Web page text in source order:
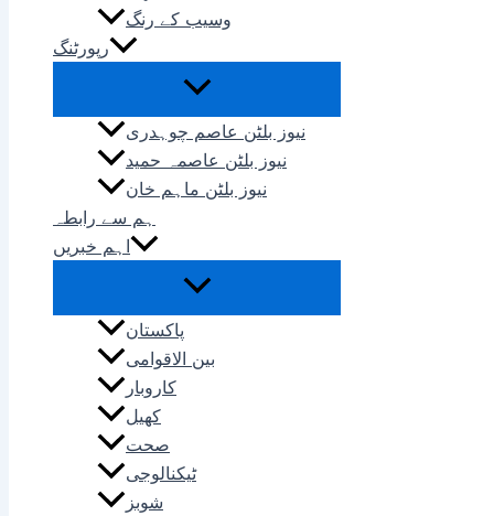
وسیب کے رنگ
رپورٹنگ
نیوز بلٹن عاصم چوہدری
نیوز بلٹن عاصمہ حمید
نیوز بلٹن ماہم خان
ہم سے رابطہ
اہم خبریں
پاکستان
بین الاقوامی
کاروبار
کھیل
صحت
ٹیکنالوجی
شوبز